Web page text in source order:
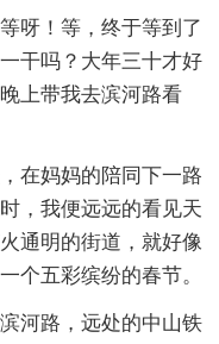
呀！等，终于等到了
干吗？大年三十才好
上带我去滨河路看
在妈妈的陪同下一路
，我便远远的看见天
通明的街道，就好像
个五彩缤纷的春节。
河路，远处的中山铁